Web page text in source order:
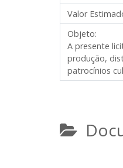
Valor
Objeto:
A presente
produção,
patrocínios